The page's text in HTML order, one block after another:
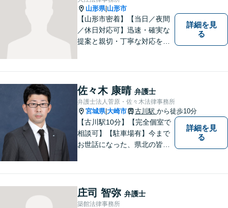
山形県| 山形市
【山形市密着】【当日／夜間
／休日対応可】迅速・確実な
提案と親切・丁寧な対応をい
談下さい。【法テラス利用
可】不安や問題について法的
リスクを説明し、見通しを立
て、より良い解決に導くお手
伝いをいたします。
詳細を見
る
佐々木 康晴 弁護士
弁護士法人菅原・佐々木法律事務所
宮城県|大崎市 古川駅 から徒歩10分
【古川駅10分】【完全個室で
相談可】【駐車場有】今まで
お世話になった、県北の皆さ
ら、お気軽にお声がけくださ
い。
詳細を見
る
庄司 智弥 弁護士
築館法律事務所